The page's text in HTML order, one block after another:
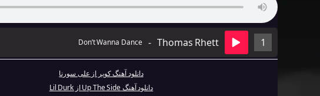
1
Thomas Rhett
-
Don’t Wanna Dance
دانلود آهنگ کویر از علی سورنا
دانلود آهنگ Up The Side از Lil Durk